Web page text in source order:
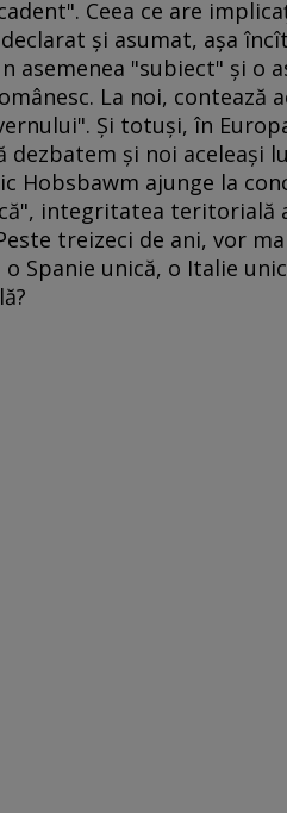
Ceea ce are
şi asumat, aşa
asemenea "subiect" şi o
La noi, contează
Şi totuşi, în
dezbatem şi noi aceleaşi
Hobsbawm ajunge la
integritatea teritorială
treizeci de ani, vor
Spanie unică, o Italie